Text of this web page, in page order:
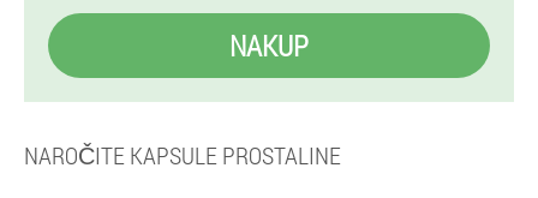
NAKUP
NAROČITE KAPSULE PROSTALINE